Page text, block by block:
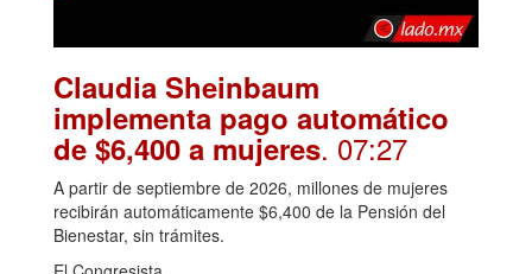
Claudia Sheinbaum
implementa pago automático
de $6,400 a mujeres. 07:27
A partir de septiembre de 2026, millones de mujeres
recibirán automáticamente $6,400 de la Pensión del
Bienestar, sin trámites.